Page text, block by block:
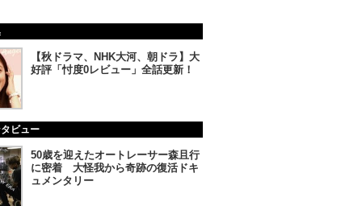
【秋ドラマ、NHK大河、朝ドラ】大
好評「忖度0レビュー」全話更新！
ビュー
50歳を迎えたオートレーサー森且行
に密着 大怪我から奇跡の復活ドキ
ュメンタリー